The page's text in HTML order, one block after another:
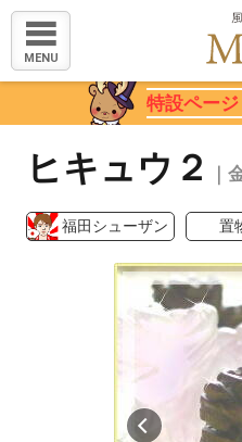
MENU
特設ページ
ヒキュウ２ ｜
福田シューザン 置